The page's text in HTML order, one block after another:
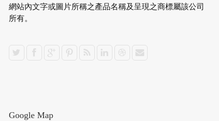
網站內文字或圖片所稱之產品名稱及呈現之商標屬該公司
所有。
Google Map